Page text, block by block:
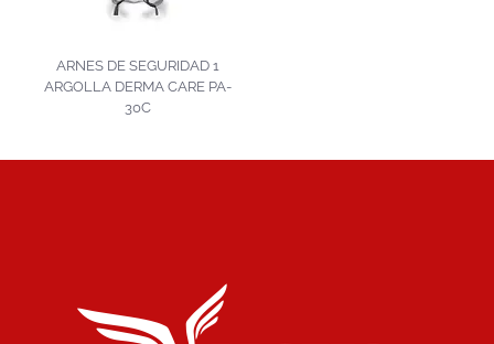
ARNES DE SEGURIDAD 1
ARGOLLA DERMA CARE PA-
30C